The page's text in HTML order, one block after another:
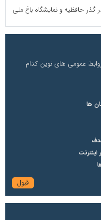
حافظیه و نمایشگاه باغ ملی
عمومی های نوین کدام
ها